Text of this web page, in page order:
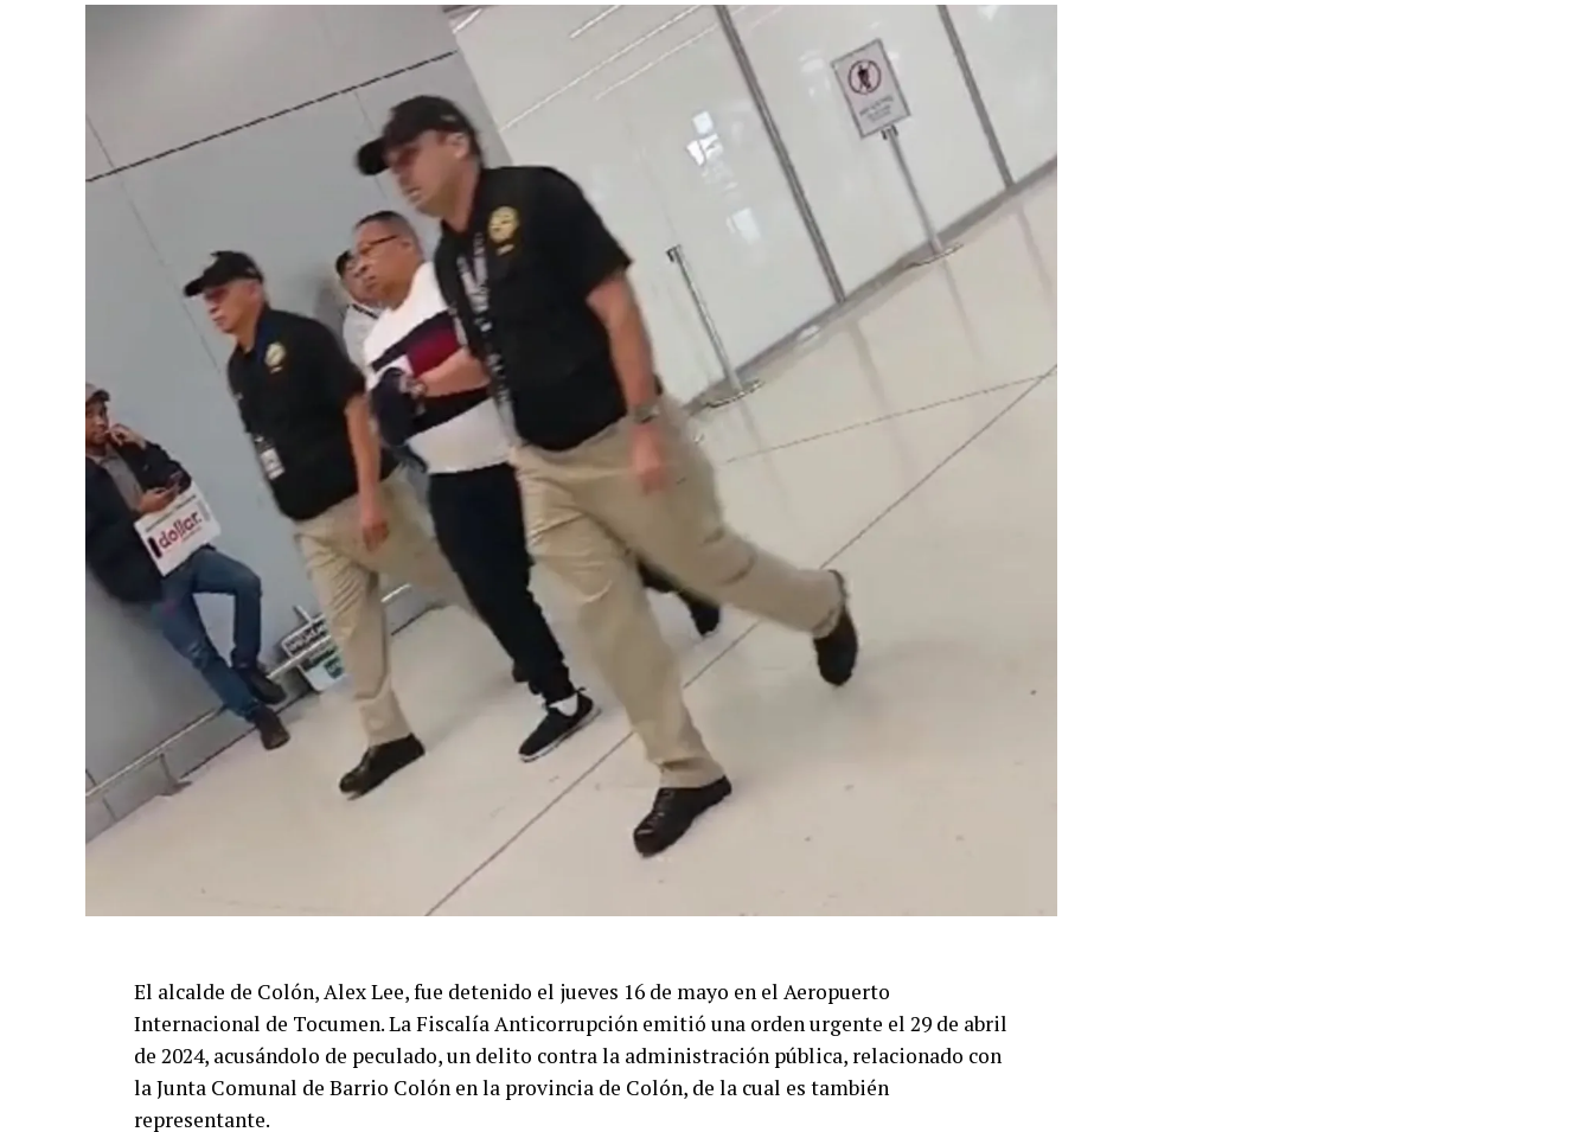
El alcalde de Colón, Alex Lee, fue detenido el jueves 16 de mayo en el Aeropuerto
Internacional de Tocumen. La Fiscalía Anticorrupción emitió una orden urgente el 29 de abril
de 2024, acusándolo de peculado, un delito contra la administración pública, relacionado con
la Junta Comunal de Barrio Colón en la provincia de Colón, de la cual es también
representante.